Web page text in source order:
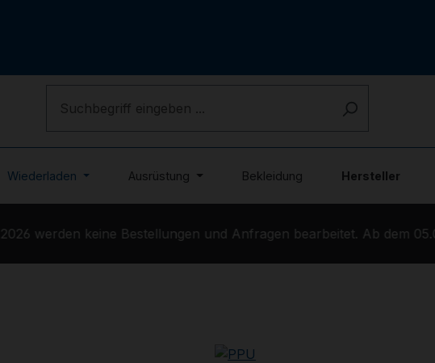
Wiederladen Ausrüstung Bekleidung Hersteller
werden keine Bestellungen und Anfragen bearbeitet. Ab dem